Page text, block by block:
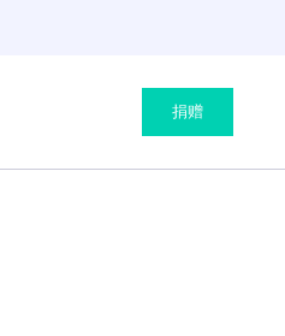
捐赠